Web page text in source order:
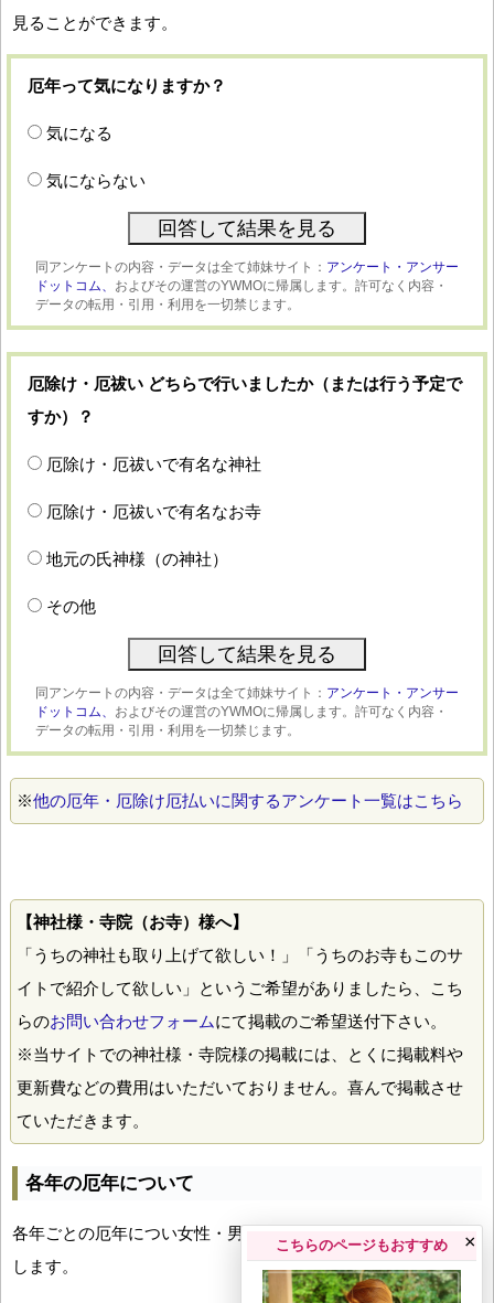
見ることができます。
厄年って気になりますか？
気になる
気にならない
同アンケートの内容・データは全て姉妹サイト： アンケート・アンサー
ドットコム、 およびその運営のYWMOに帰属します。許可なく内容・
データの転用・引用・利用を一切禁じます。
厄除け・厄祓い どちらで行いましたか（または行う予定で
すか）？
厄除け・厄祓いで有名な神社
厄除け・厄祓いで有名なお寺
地元の氏神様（の神社）
その他
同アンケートの内容・データは全て姉妹サイト： アンケート・アンサー
ドットコム、 およびその運営のYWMOに帰属します。許可なく内容・
データの転用・引用・利用を一切禁じます。
※他の厄年・厄除け厄払いに関するアンケート一覧はこちら
【神社様・寺院（お寺）様へ】
「うちの神社も取り上げて欲しい！」「うちのお寺もこのサ
イトで紹介して欲しい」というご希望がありましたら、こち
らのお問い合わせフォームにて掲載のご希望送付下さい。
※当サイトでの神社様・寺院様の掲載には、とくに掲載料や
更新費などの費用はいただいておりません。喜んで掲載させ
ていただきます。
各年の厄年について
各年ごとの厄年につい女性・男性の年齢早見表とともにお伝え
します。
こちらのページもおすすめ ×